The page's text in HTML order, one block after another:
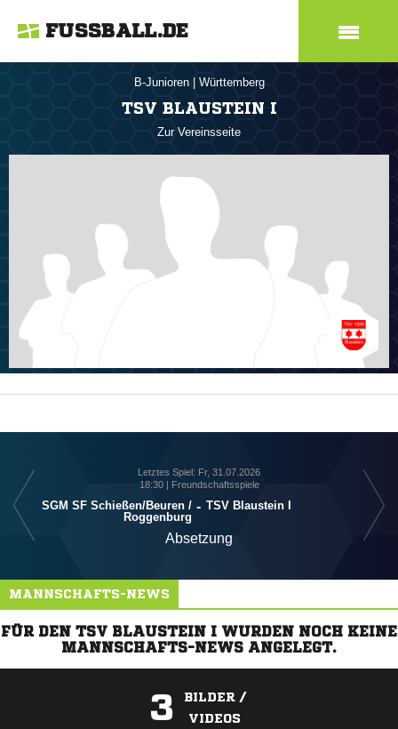
FUSSBALL.DE
B-Junioren Württemberg
TSV BLAUSTEIN I
Zur Vereinsseite
Letztes Spiel: Fr, 31.07.2026
18:30 | Freundschaftsspiele
SGM SF Schießen/​Beuren /​
Roggenburg
- TSV Blaustein I
Absetzung
MANNSCHAFTS-NEWS
FÜR DEN TSV BLAUSTEIN I WURDEN NOCH KEINE
MANNSCHAFTS-NEWS ANGELEGT.
3
BILDER /
VIDEOS